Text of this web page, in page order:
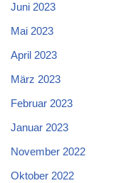
Juni 2023
Mai 2023
April 2023
März 2023
Februar 2023
Januar 2023
November 2022
Oktober 2022